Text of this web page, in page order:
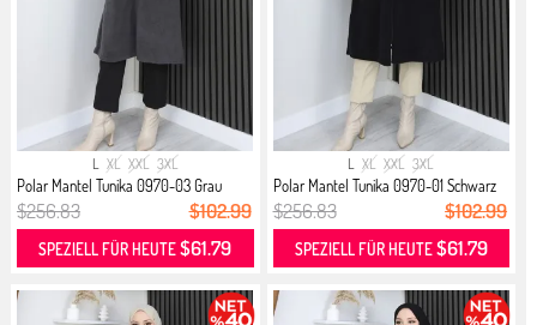
L XL XXL 3XL
Polar Mantel Tunika 0970-03 Grau
$256.83 $102.99
SPEZIELL FÜR HEUTE$61.79
L XL XXL 3XL
Polar Mantel Tunika 0970-01 Schwarz
$256.83 $102.99
SPEZIELL FÜR HEUTE$61.79